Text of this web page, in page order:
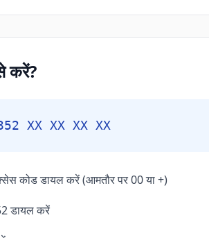
करें?
XX XX XX XX
कोड डायल करें (आमतौर पर 00 या +)
डायल करें